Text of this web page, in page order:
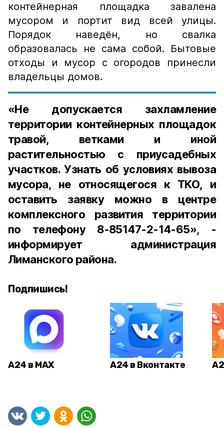
контейнерная площадка завалена
мусором и портит вид всей улицы.
Порядок наведён, но свалка
образовалась не сама собой. Бытовые
отходы и мусор с огородов принесли
владельцы домов.
«Не допускается захламление
территории контейнерных площадок
травой, ветками и иной
растительностью с приусадебных
участков. Узнать об условиях вывоза
мусора, не относящегося к ТКО, и
оставить заявку можно в центре
комплексного развития территории
по телефону 8-85147-2-14-65», -
информирует администрация
Лиманского района.
Подпишись!
А24 в MAX А24 в Вконтакте